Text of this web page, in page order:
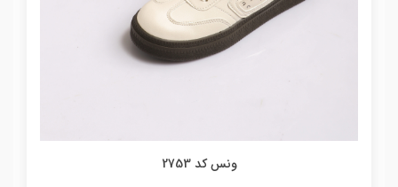
ونس کد 2753